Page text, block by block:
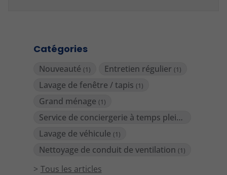
Catégories
Nouveauté (1) Entretien régulier(1)
Lavage de fenêtre / tapis (1)
Grand ménage (1)
Service de conciergerie à temps plein
Lavage de véhicule (1)
Nettoyage de conduit de ventilation (1)
Tous les articles